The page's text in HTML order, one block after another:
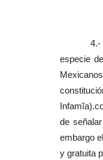
4.- En
especie
de
embargo
y gratuita